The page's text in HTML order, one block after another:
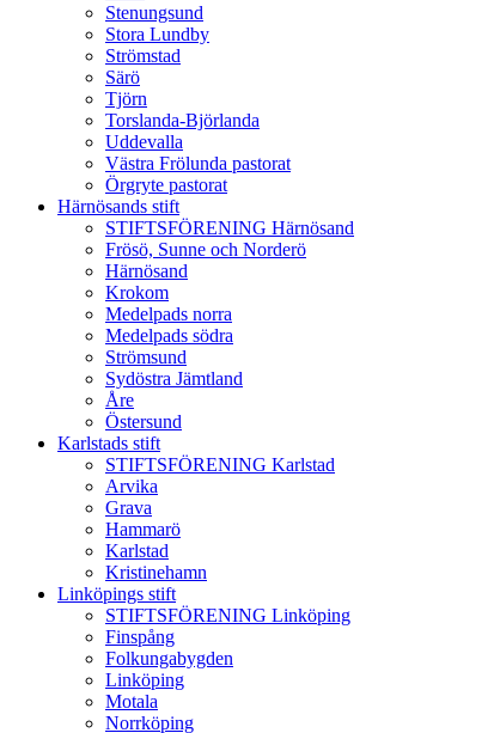
Stenungsund
Stora Lundby
Strömstad
Särö
Tjörn
Torslanda-Björlanda
Uddevalla
Västra Frölunda pastorat
Örgryte pastorat
Härnösands stift
STIFTSFÖRENING Härnösand
Frösö, Sunne och Norderö
Härnösand
Krokom
Medelpads norra
Medelpads södra
Strömsund
Sydöstra Jämtland
Åre
Östersund
Karlstads stift
STIFTSFÖRENING Karlstad
Arvika
Grava
Hammarö
Karlstad
Kristinehamn
Linköpings stift
STIFTSFÖRENING Linköping
Finspång
Folkungabygden
Linköping
Motala
Norrköping